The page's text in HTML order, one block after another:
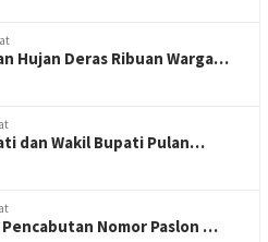
Hujan Deras Ribuan Warga…
dan Wakil Bupati Pulan…
Pencabutan Nomor Paslon …